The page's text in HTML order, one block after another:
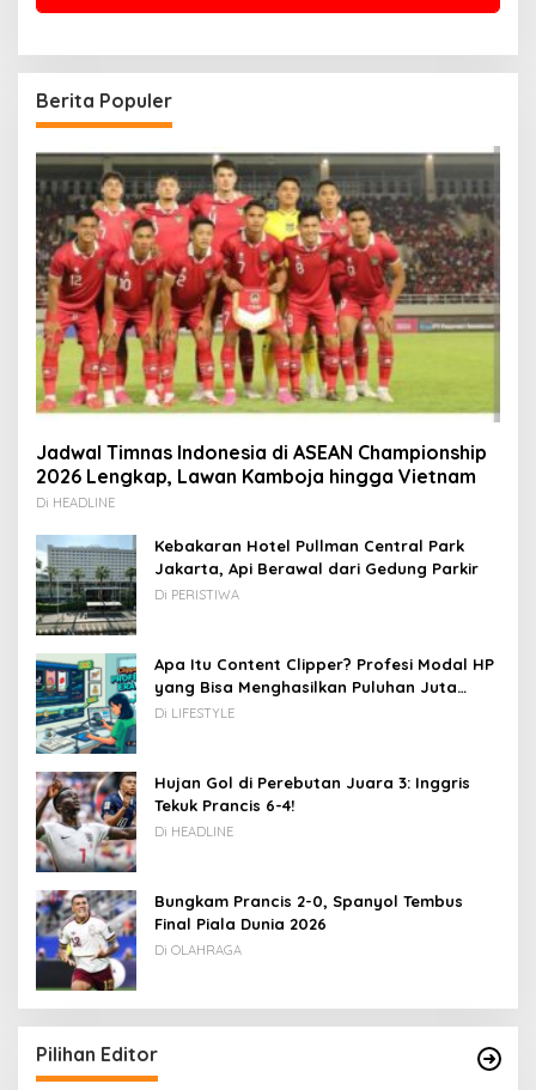
Berita Populer
Jadwal Timnas Indonesia di ASEAN Championship
2026 Lengkap, Lawan Kamboja hingga Vietnam
Di HEADLINE
Kebakaran Hotel Pullman Central Park
Jakarta, Api Berawal dari Gedung Parkir
Di PERISTIWA
Apa Itu Content Clipper? Profesi Modal HP
yang Bisa Menghasilkan Puluhan Juta
Rupiah
Di LIFESTYLE
Hujan Gol di Perebutan Juara 3: Inggris
Tekuk Prancis 6-4!
Di HEADLINE
Bungkam Prancis 2-0, Spanyol Tembus
Final Piala Dunia 2026
Di OLAHRAGA
Pilihan Editor